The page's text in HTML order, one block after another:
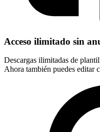
Acceso ilimitado sin
Descargas ilimitadas de
Ahora también puedes editar